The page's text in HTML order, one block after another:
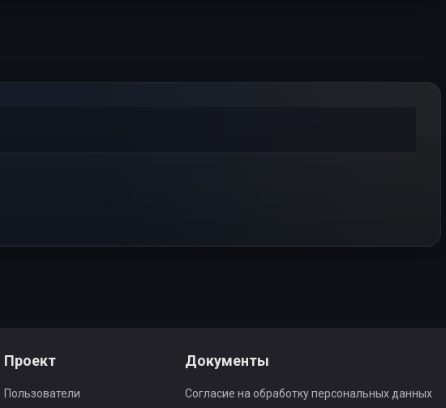
Проект
Пользователи
Документы
Согласие на обработку персональных данных